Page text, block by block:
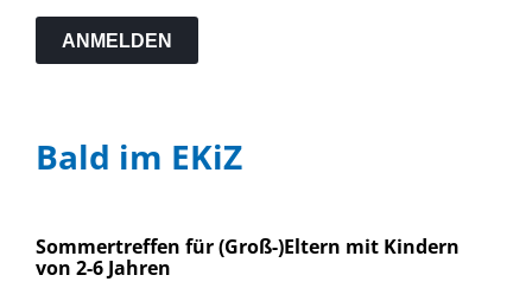
ANMELDEN
Bald im EKiZ
Sommertreffen für (Groß-)Eltern mit Kindern
von 2-6 Jahren